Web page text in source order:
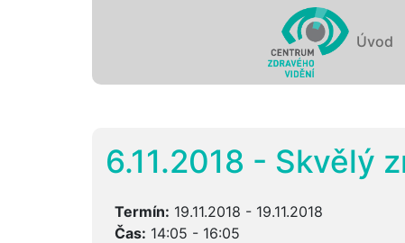
Úvod
6.11.2018 - Skvělý
Termín: 19.11.2018 - 19.11.2018
Čas: 14:05 - 16:05